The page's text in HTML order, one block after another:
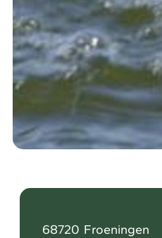
68720 Froeningen